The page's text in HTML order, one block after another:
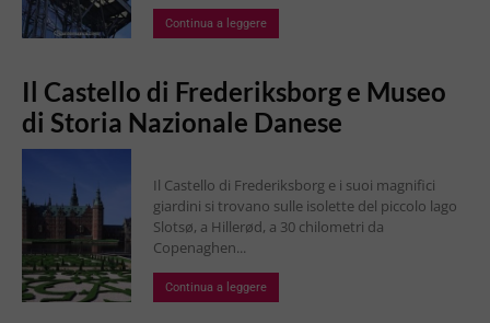
Continua a leggere
Il Castello di Frederiksborg e Museo
di Storia Nazionale Danese
Il Castello di Frederiksborg e i suoi magnifici
giardini si trovano sulle isolette del piccolo lago
Slotsø, a Hillerød, a 30 chilometri da
Copenaghen...
Continua a leggere